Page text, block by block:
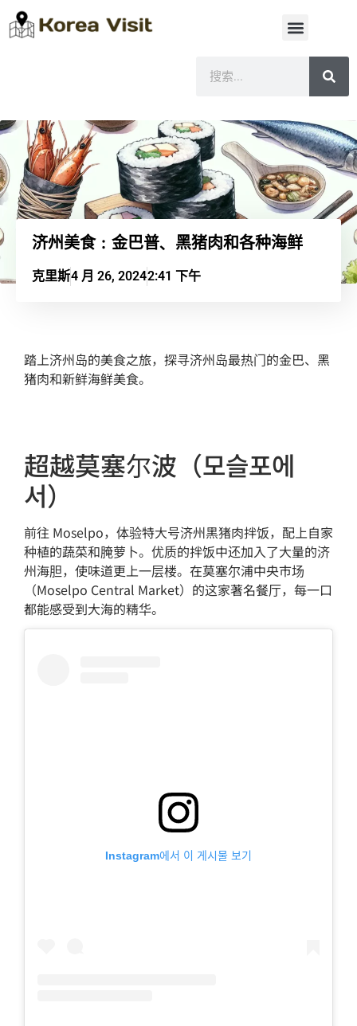
济州美食：金巴普、黑猪肉和各种海鲜
克里斯4 月 26, 20242:41 下午
踏上济州岛的美食之旅，探寻济州岛最热门的金巴、黑
猪肉和新鲜海鲜美食。
超越莫塞尔波（모슬포에
서）
前往 Moselpo，体验特大号济州黑猪肉拌饭，配上自家
种植的蔬菜和腌萝卜。优质的拌饭中还加入了大量的济
州海胆，使味道更上一层楼。在莫塞尔浦中央市场
（Moselpo Central Market）的这家著名餐厅，每一口
都能感受到大海的精华。
Instagram에서 이 게시물 보기